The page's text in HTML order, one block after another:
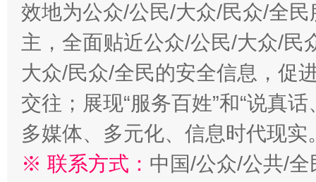
效地为公众/公民/大众/民众/全
主，全面贴近公众/公民/大众/民
大众/民众/全民的安全信息，促
交往；展现“服务百姓”和“说真
多媒体、多元化、信息时代现实
※ 联系方式： 中国/公众/公共/